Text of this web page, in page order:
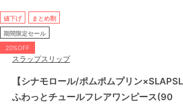
値下げ まとめ割
期間限定セール
20%OFF
スラップスリップ
【シナモロール/ポムポムプリン
ふわっとチュールフレアワンピース(90